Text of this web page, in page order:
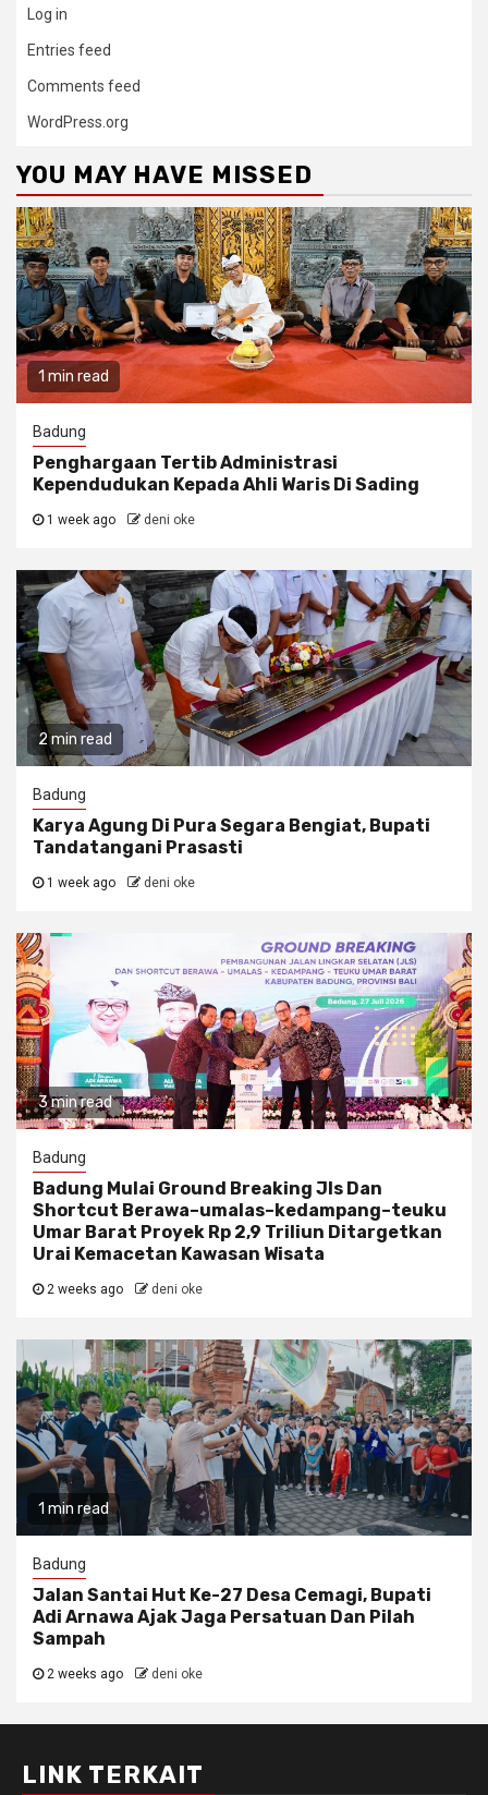
Log in
Entries feed
Comments feed
WordPress.org
YOU MAY HAVE MISSED
1 min read
Badung
Penghargaan Tertib Administrasi
Kependudukan Kepada Ahli Waris Di Sading
1 week ago deni oke
2 min read
Badung
Karya Agung Di Pura Segara Bengiat, Bupati
Tandatangani Prasasti
1 week ago deni oke
3 min read
Badung
Badung Mulai Ground Breaking Jls Dan
Shortcut Berawa–umalas–kedampang–teuku
Umar Barat Proyek Rp 2,9 Triliun Ditargetkan
Urai Kemacetan Kawasan Wisata
2 weeks ago deni oke
1 min read
Badung
Jalan Santai Hut Ke-27 Desa Cemagi, Bupati
Adi Arnawa Ajak Jaga Persatuan Dan Pilah
Sampah
2 weeks ago deni oke
LINK TERKAIT